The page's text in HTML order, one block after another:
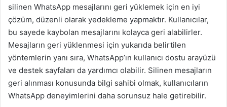
silinen WhatsApp mesajlarını geri yüklemek için en iyi
çözüm, düzenli olarak yedekleme yapmaktır. Kullanıcılar,
bu sayede kaybolan mesajlarını kolayca geri alabilirler.
Mesajların geri yüklenmesi için yukarıda belirtilen
yöntemlerin yanı sıra, WhatsApp’ın kullanıcı dostu arayüzü
ve destek sayfaları da yardımcı olabilir. Silinen mesajların
geri alınması konusunda bilgi sahibi olmak, kullanıcıların
WhatsApp deneyimlerini daha sorunsuz hale getirebilir.